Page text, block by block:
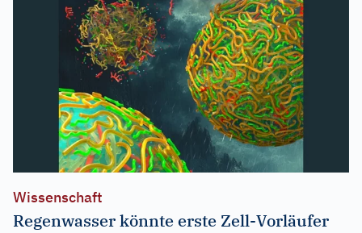
Wissenschaft
Regenwasser könnte erste Zell-Vorläufer